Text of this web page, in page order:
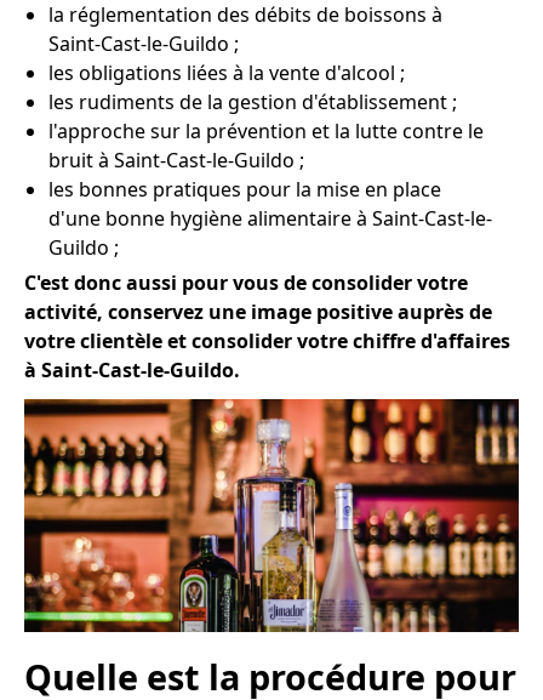
la réglementation des débits de boissons à
Saint-Cast-le-Guildo ;
les obligations liées à la vente d'alcool ;
les rudiments de la gestion d'établissement ;
l'approche sur la prévention et la lutte contre le
bruit à Saint-Cast-le-Guildo ;
les bonnes pratiques pour la mise en place
d'une bonne hygiène alimentaire à Saint-Cast-le-
Guildo ;
C'est donc aussi pour vous de consolider votre
activité, conservez une image positive auprès de
votre clientèle et consolider votre chiffre d'affaires
à Saint-Cast-le-Guildo.
Quelle est la procédure pour